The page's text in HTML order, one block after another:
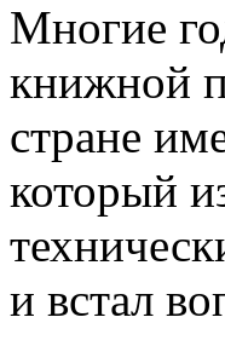
Многие
книжной
стране
который
и встал